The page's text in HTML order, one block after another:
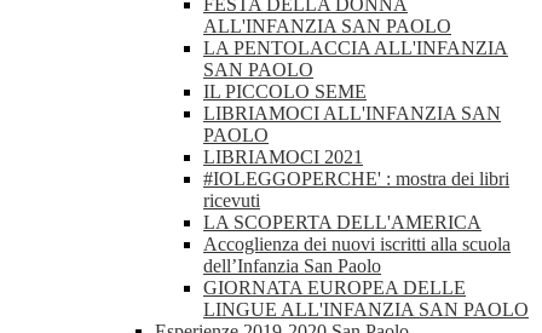
FESTA DELLA DONNA
ALL'INFANZIA SAN PAOLO
LA PENTOLACCIA ALL'INFANZIA
SAN PAOLO
IL PICCOLO SEME
LIBRIAMOCI ALL'INFANZIA SAN
PAOLO
LIBRIAMOCI 2021
#IOLEGGOPERCHE' : mostra dei libri
ricevuti
LA SCOPERTA DELL'AMERICA
Accoglienza dei nuovi iscritti alla scuola
dell’Infanzia San Paolo
GIORNATA EUROPEA DELLE
LINGUE ALL'INFANZIA SAN PAOLO